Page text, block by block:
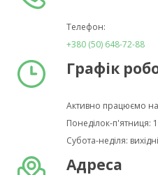
Телефон:
+380 (50) 648-72-88
Графік
Активно працюємо
Понеділок-п'ятниця:
Субота-неділя: вихідні
Адреса